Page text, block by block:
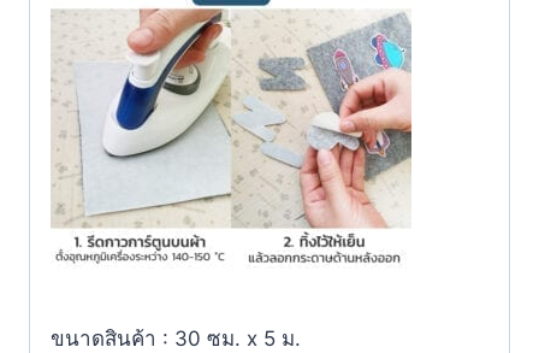
ขนาดสินค้า : 30 ซม. x 5 ม.